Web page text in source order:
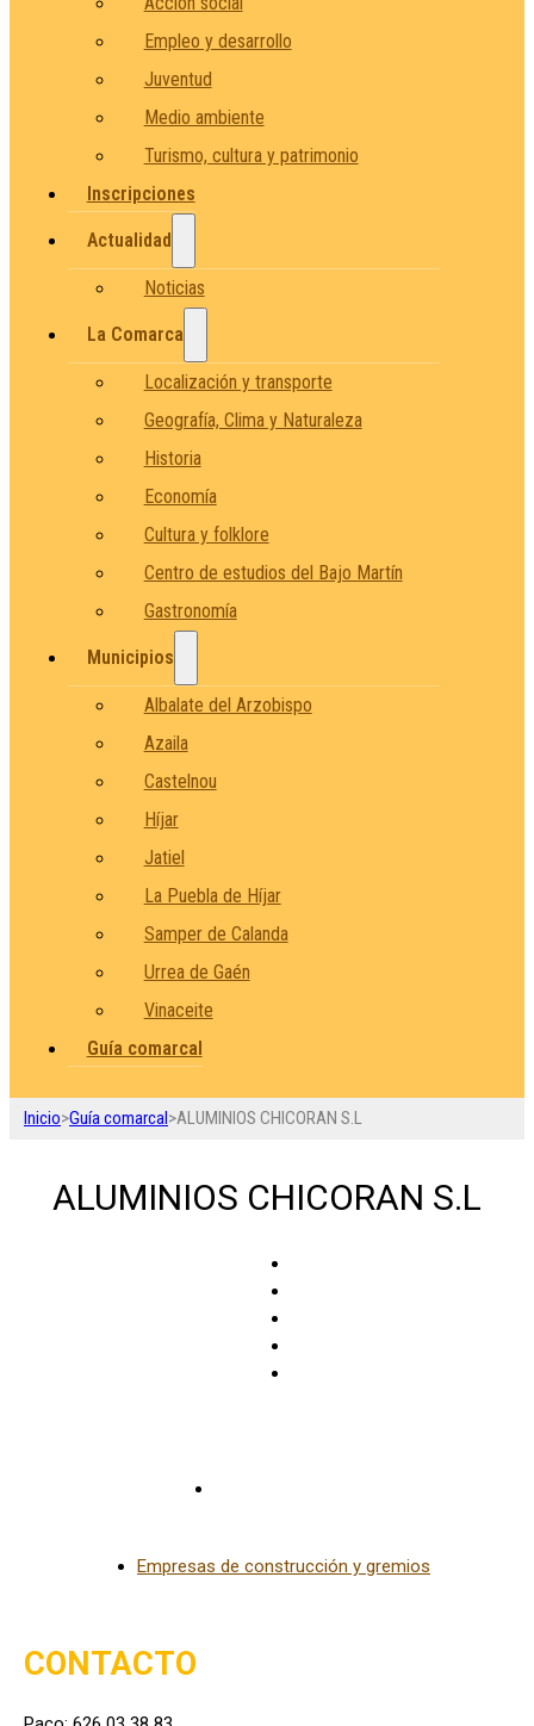
Empleo y desarrollo
Juventud
Medio ambiente
Turismo, cultura y patrimonio
Inscripciones
Actualidad
Noticias
La Comarca
Localización y transporte
Geografía, Clima y Naturaleza
Historia
Economía
Cultura y folklore
Centro de estudios del Bajo Martín
Gastronomía
Municipios
Albalate del Arzobispo
Azaila
Castelnou
Híjar
Jatiel
La Puebla de Híjar
Samper de Calanda
Urrea de Gaén
Vinaceite
Guía comarcal
Inicio>Guía comarcal>ALUMINIOS CHICORAN S.L
ALUMINIOS CHICORAN S.L
Empresas de construcción y gremios
CONTACTO